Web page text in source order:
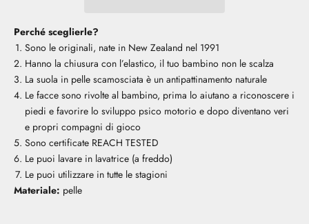
Perché sceglierle?
Sono le originali, nate in New Zealand nel 1991
Hanno la chiusura con l’elastico, il tuo bambino non le scalza
La suola in pelle scamosciata è un antipattinamento naturale
Le facce sono rivolte al bambino, prima lo aiutano a riconoscere i
piedi e favorire lo sviluppo psico motorio e dopo diventano veri
e propri compagni di gioco
Sono certificate REACH TESTED
Le puoi lavare in lavatrice (a freddo)
Le puoi utilizzare in tutte le stagioni
Materiale: pelle